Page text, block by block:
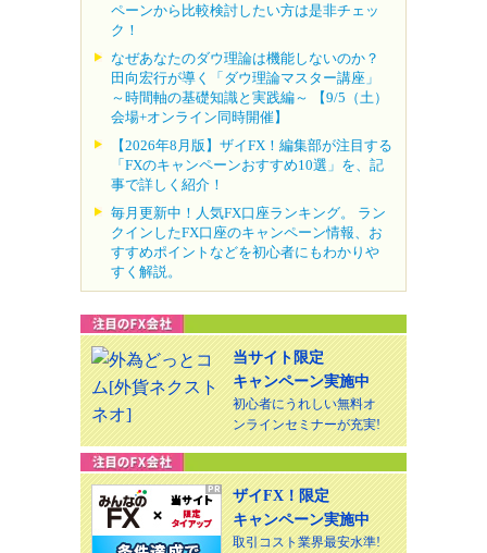
ペーンから比較検討したい方は是非チェッ
ク！
なぜあなたのダウ理論は機能しないのか？
田向宏行が導く「ダウ理論マスター講座」
～時間軸の基礎知識と実践編～ 【9/5（土）
会場+オンライン同時開催】
【2026年8月版】ザイFX！編集部が注目する
「FXのキャンペーンおすすめ10選」を、記
事で詳しく紹介！
毎月更新中！人気FX口座ランキング。 ラン
クインしたFX口座のキャンペーン情報、お
すすめポイントなどを初心者にもわかりや
すく解説。
当サイト限定
キャンペーン実施中
初心者にうれしい無料オ
ンラインセミナーが充実!
ザイFX！限定
キャンペーン実施中
取引コスト業界最安水準!